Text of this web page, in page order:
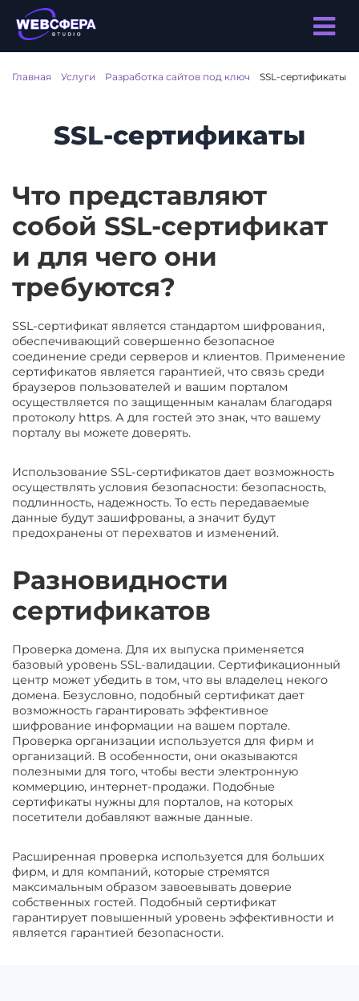
Главная Услуги Разработка сайтов под ключ SSL-сертификаты
SSL-сертификаты
Что представляют
собой SSL-сертификат
и для чего они
требуются?
SSL-сертификат является стандартом шифрования,
обеспечивающий совершенно безопасное
соединение среди серверов и клиентов. Применение
сертификатов является гарантией, что связь среди
браузеров пользователей и вашим порталом
осуществляется по защищенным каналам благодаря
протоколу https. А для гостей это знак, что вашему
порталу вы можете доверять.
Использование SSL-сертификатов дает возможность
осуществлять условия безопасности: безопасность,
подлинность, надежность. То есть передаваемые
данные будут зашифрованы, а значит будут
предохранены от перехватов и изменений.
Разновидности
сертификатов
Проверка домена. Для их выпуска применяется
базовый уровень SSL-валидации. Сертификационный
центр может убедить в том, что вы владелец некого
домена. Безусловно, подобный сертификат дает
возможность гарантировать эффективное
шифрование информации на вашем портале.
Проверка организации используется для фирм и
организаций. В особенности, они оказываются
полезными для того, чтобы вести электронную
коммерцию, интернет-продажи. Подобные
сертификаты нужны для порталов, на которых
посетители добавляют важные данные.
Расширенная проверка используется для больших
фирм, и для компаний, которые стремятся
максимальным образом завоевывать доверие
собственных гостей. Подобный сертификат
гарантирует повышенный уровень эффективности и
является гарантией безопасности.